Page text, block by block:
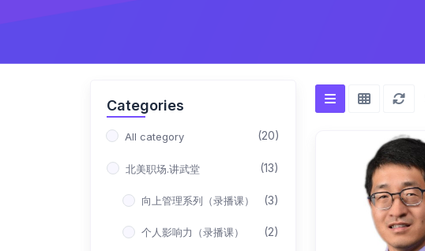
Categories
All category (20)
北美职场.讲武堂 (13)
向上管理系列（录播课） (3)
个人影响力（录播课） (2)